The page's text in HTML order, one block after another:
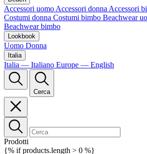
Accessori uomo Accessori donna Accessori
Costumi donna Costumi bimbo Beachwear
Beachwear bimbo
Lookbook
Uomo Donna
Italia
Italia — Italiano Europe — English
Cerca
Prodotti
{% if products.length > 0 %}